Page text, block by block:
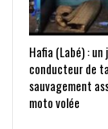
Hafia (Labé) : un
conducteur de
sauvagement
moto volée